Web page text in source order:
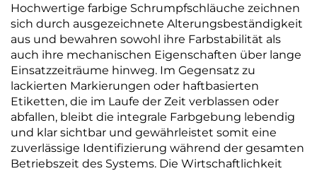
Hochwertige farbige Schrumpfschläuche zeichnen
sich durch ausgezeichnete Alterungsbeständigkeit
aus und bewahren sowohl ihre Farbstabilität als
auch ihre mechanischen Eigenschaften über lange
Einsatzzeiträume hinweg. Im Gegensatz zu
lackierten Markierungen oder haftbasierten
Etiketten, die im Laufe der Zeit verblassen oder
abfallen, bleibt die integrale Farbgebung lebendig
und klar sichtbar und gewährleistet somit eine
zuverlässige Identifizierung während der gesamten
Betriebszeit des Systems. Die Wirtschaftlichkeit